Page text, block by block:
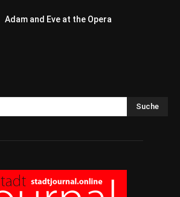
Adam and Eve at the Opera
Suche